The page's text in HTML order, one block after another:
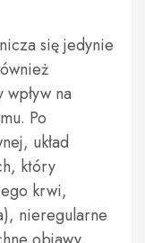
się jedynie
na
Po
układ
który
krwi,
nieregularne